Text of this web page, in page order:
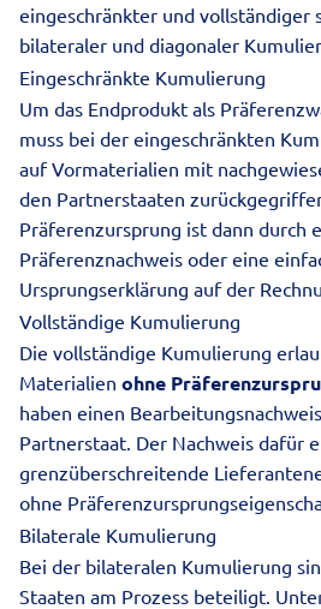
eingeschränkter und vollständiger
bilateraler und diagonaler
Eingeschränkte Kumulierung
Um das Endprodukt als
muss bei der eingeschränkten
auf Vormaterialien mit
den Partnerstaaten
Präferenzursprung ist dann durch
Präferenznachweis oder eine
Ursprungserklärung auf der
Vollständige Kumulierung
Die vollständige Kumulierung
Materialien ohne
haben einen
Partnerstaat. Der Nachweis dafür
grenzüberschreitende
ohne
Bilaterale Kumulierung
Bei der bilateralen Kumulierung
Staaten am Prozess beteiligt.